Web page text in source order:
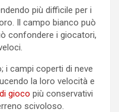
più difficile per i
Il campo bianco può
confondere i giocatori,
i campi coperti di neve
la loro velocità e
di gioco più conservativi
scivoloso.